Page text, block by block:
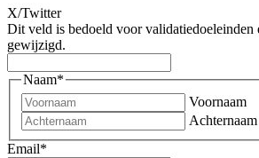
X/Twitter
Dit veld is bedoeld voor validatiedoeleinden
gewijzigd.
Naam*
Voornaam
Achternaam
Email*